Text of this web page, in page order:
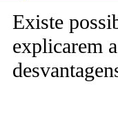
Existe
explicarem